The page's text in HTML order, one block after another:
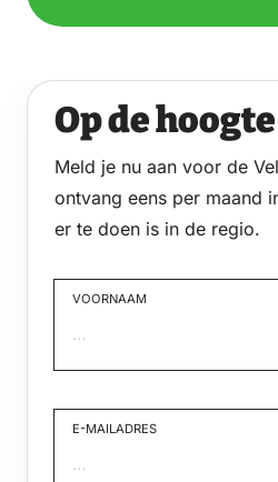
Op de
Meld je nu aan voor de
ontvang eens per maand
er te doen is in de regio.
VOORNAAM
E-MAILADRES